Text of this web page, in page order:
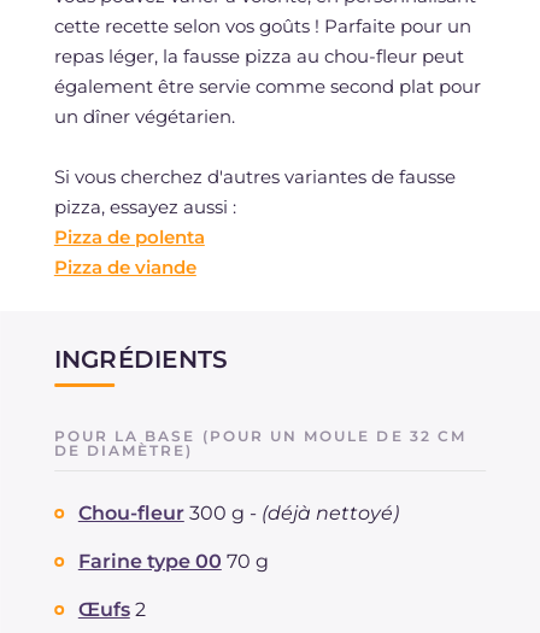
cette recette selon vos goûts ! Parfaite pour un
repas léger, la fausse pizza au chou-fleur peut
également être servie comme second plat pour
un dîner végétarien.
Si vous cherchez d'autres variantes de fausse
pizza, essayez aussi :
Pizza de polenta
Pizza de viande
INGRÉDIENTS
POUR LA BASE (POUR UN MOULE DE 32 CM
DE DIAMÈTRE)
Chou-fleur 300 g - (déjà nettoyé)
Farine type 00 70 g
Œufs 2